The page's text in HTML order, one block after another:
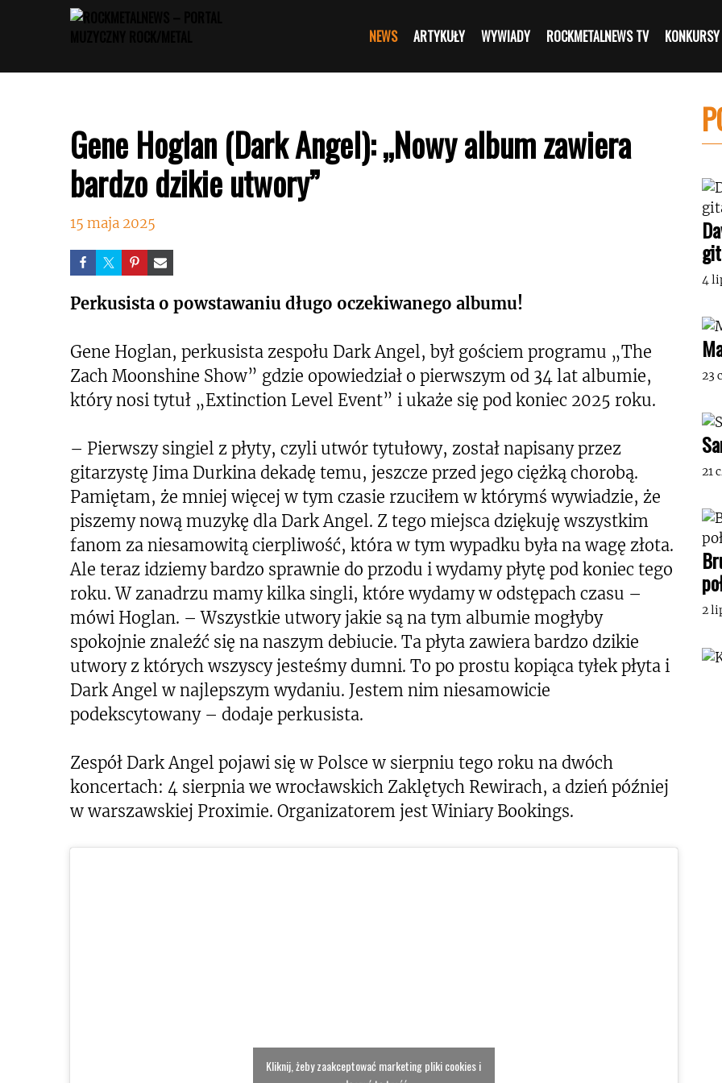
NEWS ARTYKUŁY WYWIADY ROCKMETALNEWS TV KONKURSY
Gene Hoglan (Dark Angel): „Nowy album zawiera
bardzo dzikie utwory”
15 maja 2025
Perkusista o powstawaniu długo oczekiwanego albumu!
Gene Hoglan, perkusista zespołu Dark Angel, był gościem programu „The
Zach Moonshine Show” gdzie opowiedział o pierwszym od 34 lat albumie,
który nosi tytuł „Extinction Level Event” i ukaże się pod koniec 2025 roku.
– Pierwszy singiel z płyty, czyli utwór tytułowy, został napisany przez
gitarzystę Jima Durkina dekadę temu, jeszcze przed jego ciężką chorobą.
Pamiętam, że mniej więcej w tym czasie rzuciłem w którymś wywiadzie, że
piszemy nową muzykę dla Dark Angel. Z tego miejsca dziękuję wszystkim
fanom za niesamowitą cierpliwość, która w tym wypadku była na wagę złota.
Ale teraz idziemy bardzo sprawnie do przodu i wydamy płytę pod koniec tego
roku. W zanadrzu mamy kilka singli, które wydamy w odstępach czasu –
mówi Hoglan. – Wszystkie utwory jakie są na tym albumie mogłyby
spokojnie znaleźć się na naszym debiucie. Ta płyta zawiera bardzo dzikie
utwory z których wszyscy jesteśmy dumni. To po prostu kopiąca tyłek płyta i
Dark Angel w najlepszym wydaniu. Jestem nim niesamowicie
podekscytowany – dodaje perkusista.
Zespół Dark Angel pojawi się w Polsce w sierpniu tego roku na dwóch
koncertach: 4 sierpnia we wrocławskich Zaklętych Rewirach, a dzień później
w warszawskiej Proximie. Organizatorem jest Winiary Bookings.
Kliknij, żeby zaakceptować marketing pliki cookies i
4
23
21
2